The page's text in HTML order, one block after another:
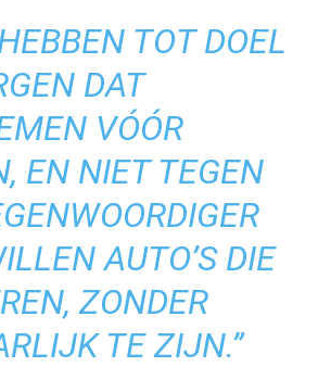
TOT DOEL
DAT
VÓÓR
EN NIET TEGEN
AUTO’S DIE
ZONDER
TE ZIJN.”